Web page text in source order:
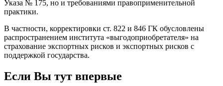
Указа № 175, но и требованиями правоприменительной
практики.
В частности, корректировки ст. 822 и 846 ГК обусловлены
распространением института «выгодоприобретателя» на
страхование экспортных рисков и экспортных рисков с
поддержкой государства.
Если Вы тут впервые